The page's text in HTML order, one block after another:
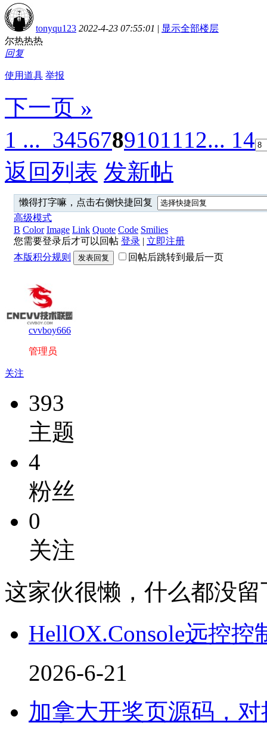
tonyqu123 2022-4-23 07:55:01 | 显示全部楼层
尔热热热
回复
使用道具 举报
下一页 »
1 ... 3456789101112... 14
返回列表 发新帖
懒得打字嘛，点击右侧快捷回复
高级模式
B Color Image Link Quote Code Smilies
您需要登录后才可以回帖 登录 | 立即注册
本版积分规则
发表回复 回帖后跳转到最后一页
cvvboy666
管理员
关注
393
主题
4
粉丝
0
关注
这家伙很懒，什么都没留
HellOX.Console远控控
2026-6-21
加拿大开奖页源码，